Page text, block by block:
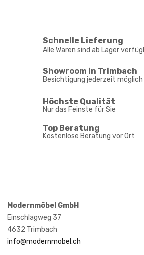
Schnelle Lieferung
Alle Waren sind ab Lager
Showroom in Trimbach
Besichtigung jederzeit möglich
Höchste Qualität
Nur das Feinste für Sie
Top Beratung
Kostenlose Beratung vor Ort
Modernmöbel GmbH
Einschlagweg 37
4632 Trimbach
info@modernmobel.ch